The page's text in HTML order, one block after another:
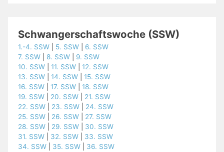
Schwangerschaftswoche (SSW)
1.-4. SSW 5. SSW
6. SSW
7. SSW
8. SSW
9. SSW
10. SSW |11. SSW |12. SSW
13. SSW |14. SSW |15. SSW
16. SSW |17. SSW |18. SSW
19. SSW
20. SSW
21. SSW
22. SSW
23. SSW
24. SSW
25. SSW
26. SSW
27. SSW
28. SSW
29. SSW
30. SSW
31. SSW
32. SSW
33. SSW
34. SSW
35. SSW
36. SSW